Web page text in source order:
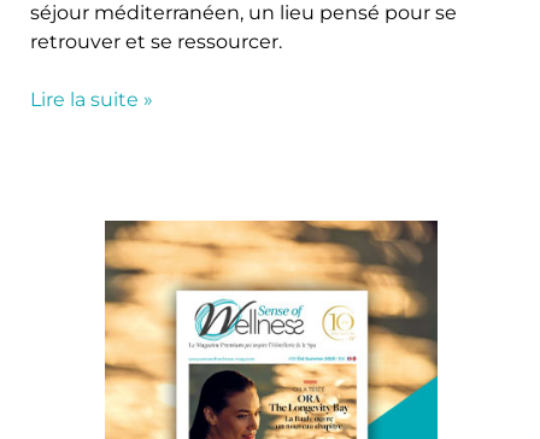
séjour méditerranéen, un lieu pensé pour se
retrouver et se ressourcer.
Lire la suite »